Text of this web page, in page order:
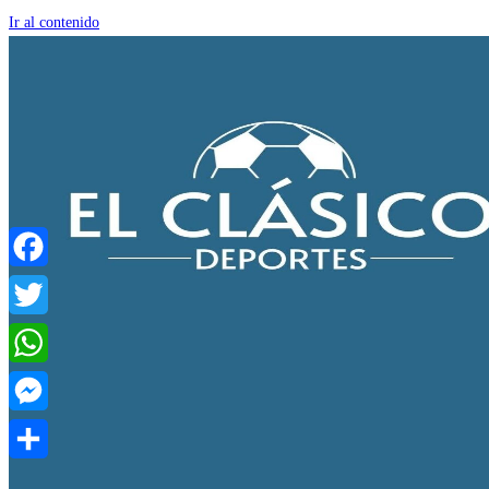
Ir al contenido
Facebook
Twitter
WhatsApp
Messenger